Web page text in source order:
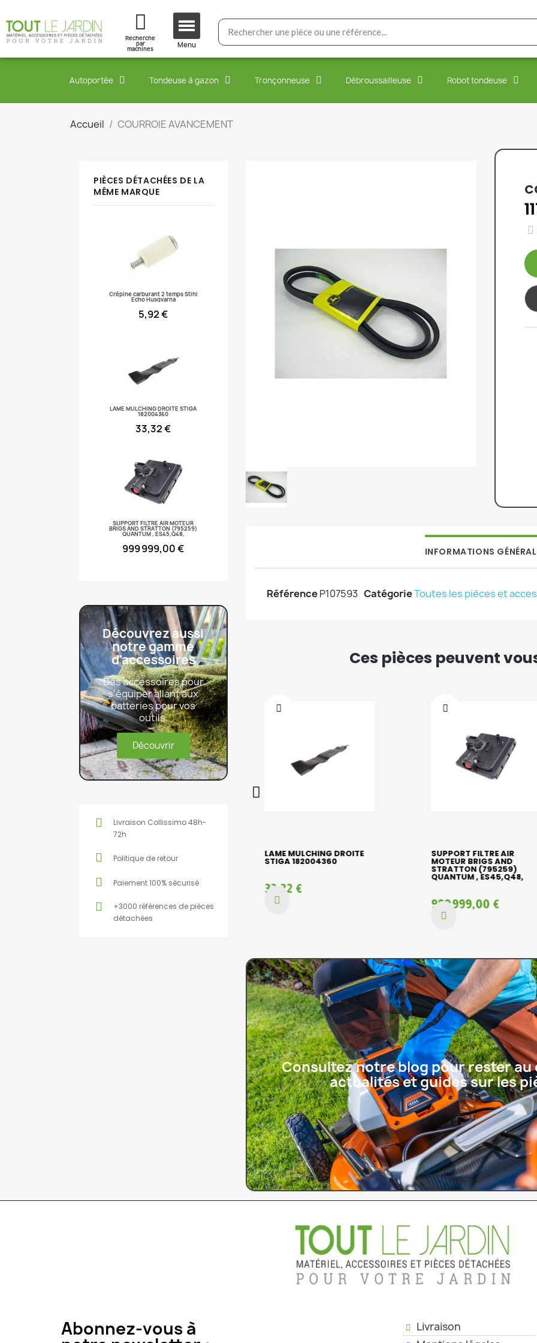
Recherche
par
machines Menu
Autoportée Tondeuse à gazon Tronçonneuse Débroussailleuse Robot tondeuse
Accueil COURROIE AVANCEMENT
PIÈCES DÉTACHÉES DE LA
MÊME MARQUE
Crépine carburant 2 temps Stihl
Echo Husqvarna
5,92 €
LAME MULCHING DROITE STIGA
182004360
33,32 €
SUPPORT FILTRE AIR MOTEUR
BRIGS AND STRATTON (795259)
QUANTUM , ES45,Q48,
999 999,00 €
Découvrez aussi
notre gamme
d'accessoires
Des accessoires pour
s'équiper allant aux
batteries pour vos
outils.
Découvrir
Livraison Collissimo 48h-
72h
Politique de retour
Paiement 100% sécurisé
+3000 références de pièces
détachées
INFORMATIONS
Référence P107593 CatégorieToutes les pièces et
Ces pièces peuvent
CRÉPINE CARBURANT 2
TEMPS STIHL ECHO
LAME MULCHING DROITE
STIGA 182004360
33,32 €
SUPPORT FILTRE AIR
MOTEUR BRIGS AND
STRATTON (795259)
QUANTUM , ES45,Q48,
999 999,00 €
Consultez notre blog pour rester
actualités et guides sur les
Abonnez-vous à
Livraison